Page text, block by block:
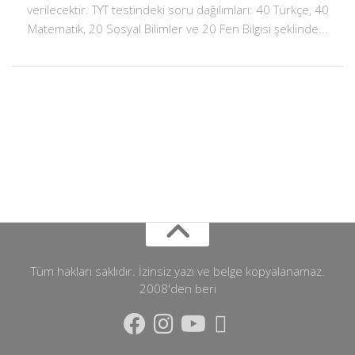
verilecektir. TYT testindeki soru dağılımları: 40 Türkçe, 40
Matematik, 20 Sosyal Bilimler ve 20 Fen Bilgisi şeklinde...
Tüm hakları saklıdır. İzinsiz yazı ve belge kopyalanamaz.
2008'den beri